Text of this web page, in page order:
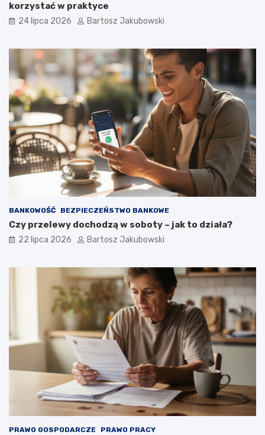
korzystać w praktyce
24 lipca 2026 Bartosz Jakubowski
BANKOWOŚĆ BEZPIECZEŃSTWO BANKOWE
Czy przelewy dochodzą w soboty – jak to działa?
22 lipca 2026 Bartosz Jakubowski
PRAWO GOSPODARCZE PRAWO PRACY